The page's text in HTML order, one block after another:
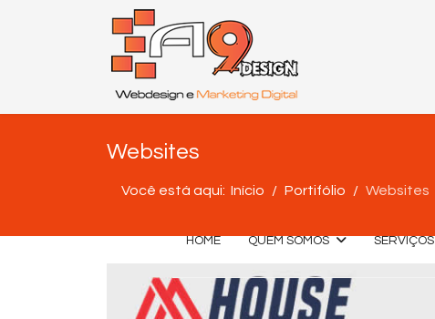
HOME QUEM SOMOS SERVIÇOS
Websites
Você está aqui: Início Portifólio Websites